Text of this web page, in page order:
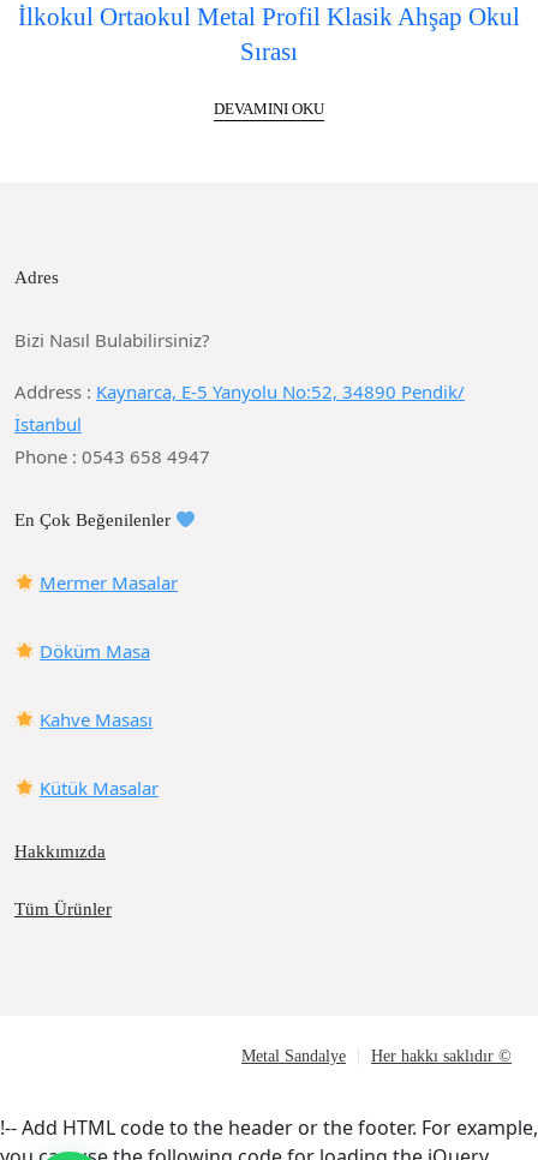
İlkokul Ortaokul Metal Profil Klasik Ahşap Okul
Sırası
DEVAMINI OKU
Adres
Bizi Nasıl Bulabilirsiniz?
Address : Kaynarca, E-5 Yanyolu No:52, 34890 Pendik/
İstanbul
Phone : 0543 658 4947
En Çok Beğenilenler
Mermer Masalar
Döküm Masa
Kahve Masası
Kütük Masalar
Hakkımızda
Tüm Ürünler
Metal Sandalye Her hakkı saklıdır ©
!-- Add HTML code to the header or the footer. For example,